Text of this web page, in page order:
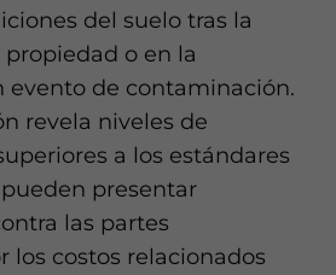
del suelo tras la
o en la
evento de contaminación.
revela niveles de
a los estándares
presentar
las partes
los costos relacionados